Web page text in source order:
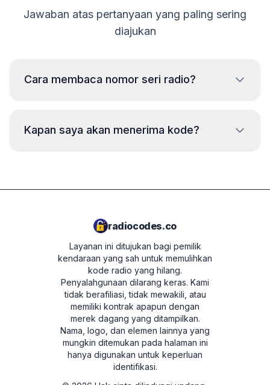
Jawaban atas pertanyaan yang paling sering
diajukan
Cara membaca nomor seri radio?
pelepasan dan membaca kode dari label pada casing
radio. Biasanya nomor seri berada di atas atau di
MC1200V0996078
Kapan saya akan menerima kode?
radiocodes.co
Layanan ini ditujukan bagi pemilik
kendaraan yang sah untuk memulihkan
kode radio yang hilang.
Penyalahgunaan dilarang keras. Kami
tidak berafiliasi, tidak mewakili, atau
memiliki kontrak apapun dengan
merek dagang yang ditampilkan.
Nama, logo, dan elemen lainnya yang
mungkin ditemukan pada halaman ini
hanya digunakan untuk keperluan
identifikasi.